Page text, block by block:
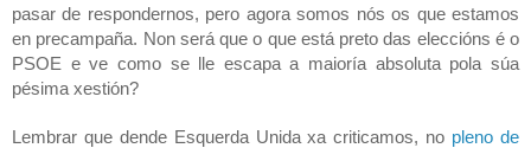
pasar de respondernos, pero agora somos nós os que estamos
en precampaña. Non será que o que está preto das eleccións é o
PSOE e ve como se lle escapa a maioría absoluta pola súa
pésima xestión?
Lembrar que dende Esquerda Unida xa criticamos, no pleno de